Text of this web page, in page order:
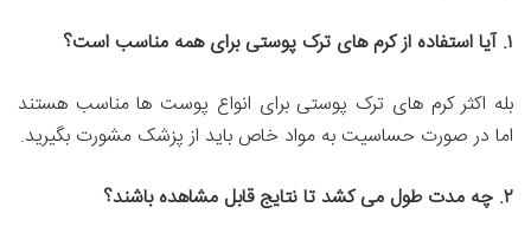
۱.آیا استفاده از کرم های ترک پوستی برای همه مناسب است؟
بله اکثر کرم های ترک پوستی برای انواع پوست ها مناسب هستند
اما در صورت حساسیت به مواد خاص باید از پزشک مشورت بگیرید.
۲. چه مدت طول می کشد تا نتایج قابل مشاهده باشند؟